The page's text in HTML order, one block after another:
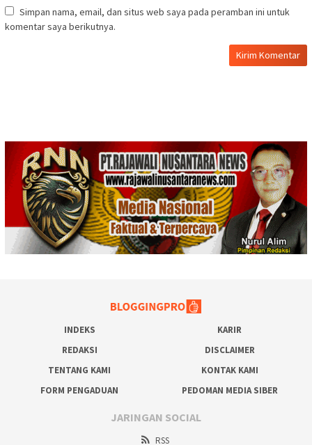
Simpan nama, email, dan situs web saya pada peramban ini untuk
komentar saya berikutnya.
INDEKS
KARIR
REDAKSI
DISCLAIMER
TENTANG KAMI
KONTAK KAMI
FORM PENGADUAN
PEDOMAN MEDIA SIBER
JARINGAN SOCIAL
RSS